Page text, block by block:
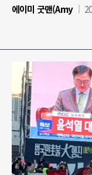
에이미 굿맨(Amy